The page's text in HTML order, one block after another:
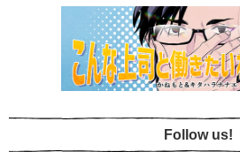
Follow us!